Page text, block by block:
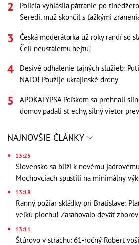
Polícia vyhlásila pátranie po
Seredi, muž skončil s ťažkými
Česká moderátorka už roky randí so
Čelí neustálemu hejtu!
Desivé odhalenie tajných služieb:
NATO! Použije ukrajinské drony
APOKALYPSA Poľskom sa prehnali
domov padali strechy, silný vietor
NAJNOVŠIE ČLÁNKY
13:25
Slovensko sa blíži k novému
Mochovciach spustili na minimálny
13:18
Ranný požiar skládky pri Bratislave:
veľkú plochu! Zasahovalo deväť zborov
13:11
Štúrovo v strachu: 61-ročný Robert